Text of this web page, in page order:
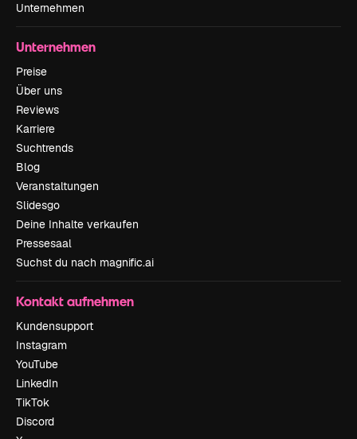
Unternehmen
Unternehmen
Preise
Über uns
Reviews
Karriere
Suchtrends
Blog
Veranstaltungen
Slidesgo
Deine Inhalte verkaufen
Pressesaal
Suchst du nach magnific.ai
Kontakt aufnehmen
Kundensupport
Instagram
YouTube
LinkedIn
TikTok
Discord